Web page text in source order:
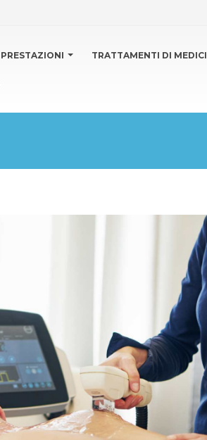
PRESTAZIONI TRATTAMENTI DI